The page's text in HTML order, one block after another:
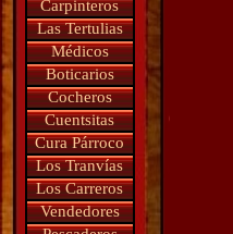
Carpinteros
Las Tertulias
Médicos
Boticarios
Cocheros
Cuentsitas
Cura Párroco
Los Tranvías
Los Carreros
Vendedores